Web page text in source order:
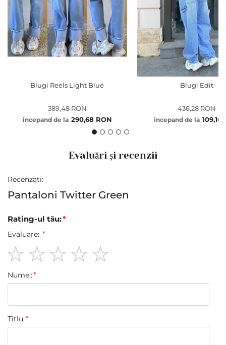
Blugi Reels Light Blue
începand de la 290,68 RON
389,48 RON
Blugi Edit
începand de la 109,10
436,28 RON
Evaluări și recenzii
Recenzati:
Pantaloni Twitter Green
Rating-ul tău:
Evaluare:
star
stars
stars
stars
stars
Nume::
Titlu: